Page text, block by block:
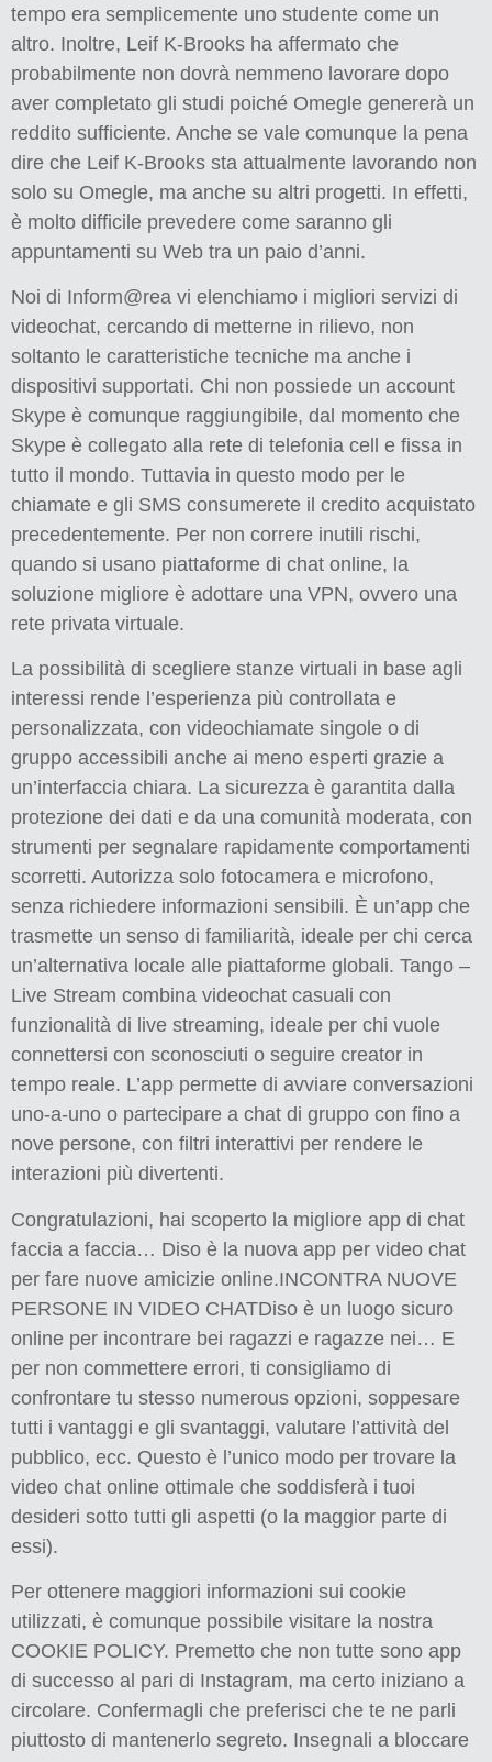
tempo era semplicemente uno studente come un
altro. Inoltre, Leif K-Brooks ha affermato che
probabilmente non dovrà nemmeno lavorare dopo
aver completato gli studi poiché Omegle genererà un
reddito sufficiente. Anche se vale comunque la pena
dire che Leif K-Brooks sta attualmente lavorando non
solo su Omegle, ma anche su altri progetti. In effetti,
è molto difficile prevedere come saranno gli
appuntamenti su Web tra un paio d’anni.
Noi di Inform@rea vi elenchiamo i migliori servizi di
videochat, cercando di metterne in rilievo, non
soltanto le caratteristiche tecniche ma anche i
dispositivi supportati. Chi non possiede un account
Skype è comunque raggiungibile, dal momento che
Skype è collegato alla rete di telefonia cell e fissa in
tutto il mondo. Tuttavia in questo modo per le
chiamate e gli SMS consumerete il credito acquistato
precedentemente. Per non correre inutili rischi,
quando si usano piattaforme di chat online, la
soluzione migliore è adottare una VPN, ovvero una
rete privata virtuale.
La possibilità di scegliere stanze virtuali in base agli
interessi rende l’esperienza più controllata e
personalizzata, con videochiamate singole o di
gruppo accessibili anche ai meno esperti grazie a
un’interfaccia chiara. La sicurezza è garantita dalla
protezione dei dati e da una comunità moderata, con
strumenti per segnalare rapidamente comportamenti
scorretti. Autorizza solo fotocamera e microfono,
senza richiedere informazioni sensibili. È un’app che
trasmette un senso di familiarità, ideale per chi cerca
un’alternativa locale alle piattaforme globali. Tango –
Live Stream combina videochat casuali con
funzionalità di live streaming, ideale per chi vuole
connettersi con sconosciuti o seguire creator in
tempo reale. L’app permette di avviare conversazioni
uno-a-uno o partecipare a chat di gruppo con fino a
nove persone, con filtri interattivi per rendere le
interazioni più divertenti.
Congratulazioni, hai scoperto la migliore app di chat
faccia a faccia… Diso è la nuova app per video chat
per fare nuove amicizie online.INCONTRA NUOVE
PERSONE IN VIDEO CHATDiso è un luogo sicuro
online per incontrare bei ragazzi e ragazze nei… E
per non commettere errori, ti consigliamo di
confrontare tu stesso numerous opzioni, soppesare
tutti i vantaggi e gli svantaggi, valutare l’attività del
pubblico, ecc. Questo è l’unico modo per trovare la
video chat online ottimale che soddisferà i tuoi
desideri sotto tutti gli aspetti (o la maggior parte di
essi).
Per ottenere maggiori informazioni sui cookie
utilizzati, è comunque possibile visitare la nostra
COOKIE POLICY. Premetto che non tutte sono app
di successo al pari di Instagram, ma certo iniziano a
circolare. Confermagli che preferisci che te ne parli
piuttosto di mantenerlo segreto. Insegnali a bloccare